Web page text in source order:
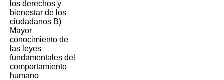
los derechos y
bienestar de los
ciudadanos B)
Mayor
conocimiento de
las leyes
fundamentales del
comportamiento
humano